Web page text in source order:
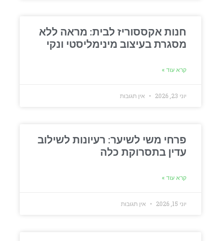
חנות אקססוריז לבית: מראה ללא
מסגרת בעיצוב מינימליסטי ונקי
קרא עוד »
יוני 23, 2026 אין תגובות
פרחי משי לשיער: רעיונות לשילוב
עדין בתסרוקת כלה
קרא עוד »
יוני 15, 2026 אין תגובות